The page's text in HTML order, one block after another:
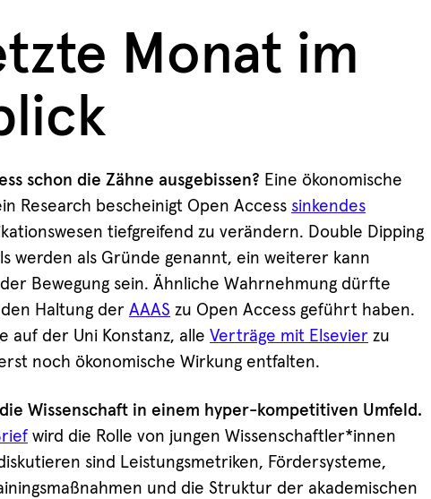
Monat im
schon die Zähne ausgebissen? Eine ökonomische
Research bescheinigt Open Access sinkendes
tiefgreifend zu verändern. Double Dipping
werden als Gründe genannt, ein weiterer kann
der Bewegung sein. Ähnliche Wahrnehmung dürfte
Haltung der AAAS zu Open Access geführt haben.
auf der Uni Konstanz, alle Verträge mit Elsevier zu
noch ökonomische Wirkung entfalten.
Wissenschaft in einem hyper-kompetitiven Umfeld.
wird die Rolle von jungen Wissenschaftler*innen
sind Leistungsmetriken, Fördersysteme,
und die Struktur der akademischen